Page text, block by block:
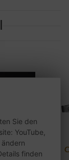
Sie den
YouTube,
finden